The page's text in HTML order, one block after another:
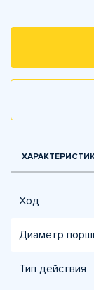
Ход
Диаметр
Тип действия